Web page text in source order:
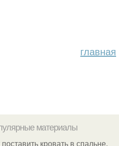
главная
материалы
поставить кровать в спальне.